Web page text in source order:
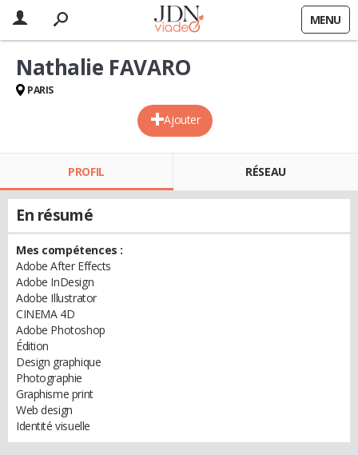
MENU
Ajouter
Nathalie FAVARO
PARIS
PROFIL RÉSEAU
En résumé
Mes compétences :
Adobe After Effects
Adobe InDesign
Adobe Illustrator
CINEMA 4D
Adobe Photoshop
Édition
Design graphique
Photographie
Graphisme print
Web design
Identité visuelle